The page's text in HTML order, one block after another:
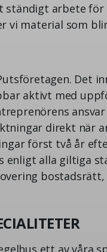
ständigt arbete
vi material som
Det
aktivt med
direkt när
först två år
alla giltiga
ett av våra